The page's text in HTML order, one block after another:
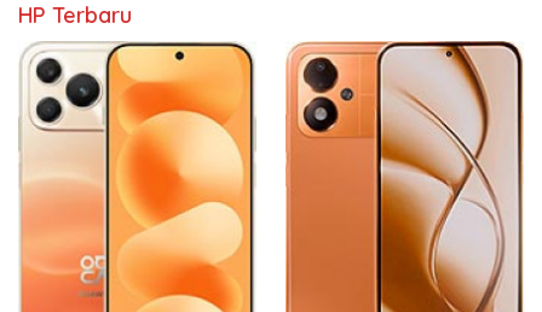
HP Terbaru